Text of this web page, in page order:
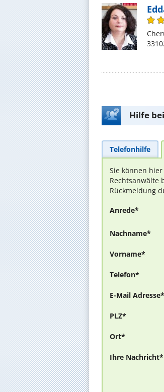
Hilfe
Telefonhilfe
Sie können
Rechtsanwälte
Rückmeldung
Anrede*
Nachname*
Vorname*
Telefon*
E-Mail Adresse*
PLZ*
Ort*
Ihre Nachricht*